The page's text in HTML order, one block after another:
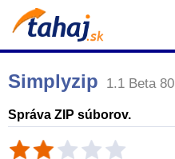
Simplyzip 1.1 Beta 80
Správa ZIP súborov.